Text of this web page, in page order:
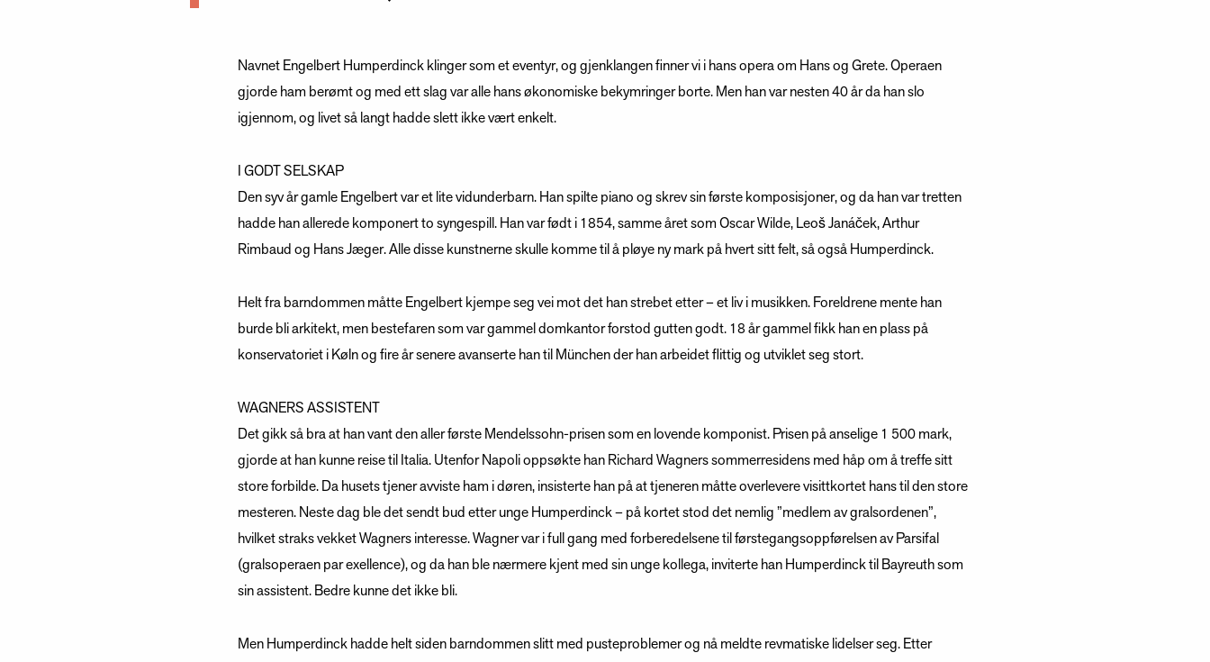
Navnet Engelbert Humperdinck klinger som et eventyr, og gjenklangen finner vi i hans opera om Hans og Grete. Operaen
gjorde ham berømt og med ett slag var alle hans økonomiske bekymringer borte. Men han var nesten 40 år da han slo
igjennom, og livet så langt hadde slett ikke vært enkelt.
I GODT SELSKAP
Den syv år gamle Engelbert var et lite vidunderbarn. Han spilte piano og skrev sin første komposisjoner, og da han var tretten
hadde han allerede komponert to syngespill. Han var født i 1854, samme året som Oscar Wilde, Leoš Janáček, Arthur
Rimbaud og Hans Jæger. Alle disse kunstnerne skulle komme til å pløye ny mark på hvert sitt felt, så også Humperdinck.
Helt fra barndommen måtte Engelbert kjempe seg vei mot det han strebet etter – et liv i musikken. Foreldrene mente han
burde bli arkitekt, men bestefaren som var gammel domkantor forstod gutten godt. 18 år gammel fikk han en plass på
konservatoriet i Køln og fire år senere avanserte han til München der han arbeidet flittig og utviklet seg stort.
WAGNERS ASSISTENT
Det gikk så bra at han vant den aller første Mendelssohn-prisen som en lovende komponist. Prisen på anselige 1 500 mark,
gjorde at han kunne reise til Italia. Utenfor Napoli oppsøkte han Richard Wagners sommerresidens med håp om å treffe sitt
store forbilde. Da husets tjener avviste ham i døren, insisterte han på at tjeneren måtte overlevere visittkortet hans til den store
mesteren. Neste dag ble det sendt bud etter unge Humperdinck – på kortet stod det nemlig ”medlem av gralsordenen”,
hvilket straks vekket Wagners interesse. Wagner var i full gang med forberedelsene til førstegangsoppførelsen av Parsifal
(gralsoperaen par exellence), og da han ble nærmere kjent med sin unge kollega, inviterte han Humperdinck til Bayreuth som
sin assistent. Bedre kunne det ikke bli.
Men Humperdinck hadde helt siden barndommen slitt med pusteproblemer og nå meldte revmatiske lidelser seg. Etter